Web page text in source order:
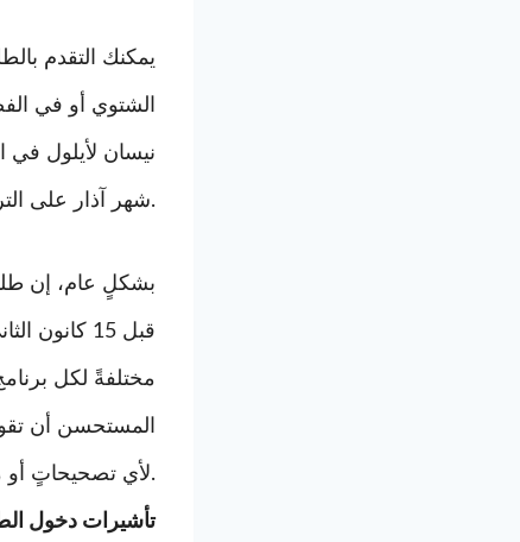
يمكنك التقدم
الشتوي أو في
نيسان لأيلول في
شهر آذار على الترتيب.
قبل 15
مختلفةً لكل
المستحسن أن
لأي تصحيحاتٍ أو معلوماتٍ إضافيةٍ مستقبليةٍ.
تأشيرات دخول